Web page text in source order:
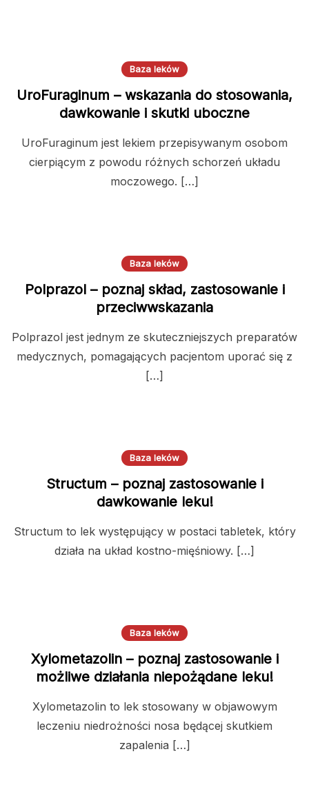
Baza leków
UroFuraginum – wskazania do stosowania,
dawkowanie i skutki uboczne
UroFuraginum jest lekiem przepisywanym osobom
cierpiącym z powodu różnych schorzeń układu
moczowego. […]
Baza leków
Polprazol – poznaj skład, zastosowanie i
przeciwwskazania
Polprazol jest jednym ze skuteczniejszych preparatów
medycznych, pomagających pacjentom uporać się z
[…]
Baza leków
Structum – poznaj zastosowanie i
dawkowanie leku!
Structum to lek występujący w postaci tabletek, który
działa na układ kostno-mięśniowy. […]
Baza leków
Xylometazolin – poznaj zastosowanie i
możliwe działania niepożądane leku!
Xylometazolin to lek stosowany w objawowym
leczeniu niedrożności nosa będącej skutkiem
zapalenia […]